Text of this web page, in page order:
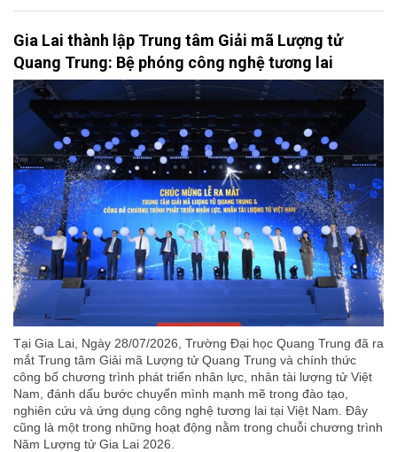
Gia Lai thành lập Trung tâm Giải mã Lượng tử
Quang Trung: Bệ phóng công nghệ tương lai
Tại Gia Lai, Ngày 28/07/2026, Trường Đại học Quang Trung đã ra
mắt Trung tâm Giải mã Lượng tử Quang Trung và chính thức
công bố chương trình phát triển nhân lực, nhân tài lượng tử Việt
Nam, đánh dấu bước chuyển mình mạnh mẽ trong đào tạo,
nghiên cứu và ứng dụng công nghệ tương lai tại Việt Nam. Đây
cũng là một trong những hoạt động nằm trong chuỗi chương trình
Năm Lượng tử Gia Lai 2026.